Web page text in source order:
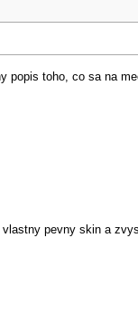
toho, co sa na
pevny skin a